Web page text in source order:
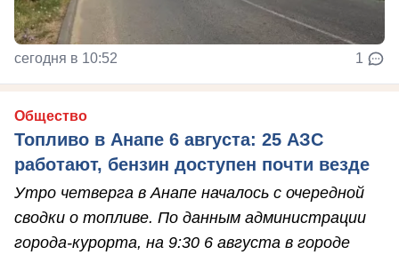
сегодня в 10:52 1
Общество
Топливо в Анапе 6 августа: 25 АЗС
работают, бензин доступен почти везде
Утро четверга в Анапе началось с очередной
сводки о топливе. По данным администрации
города-курорта, на 9:30 6 августа в городе